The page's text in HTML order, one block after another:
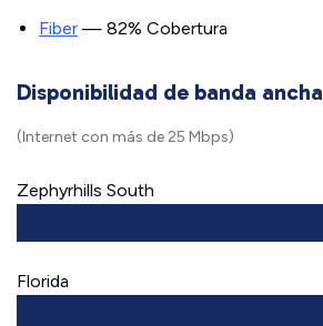
Fiber — 82% Cobertura
Disponibilidad de banda ancha
(Internet con más de 25 Mbps)
Zephyrhills South
Florida